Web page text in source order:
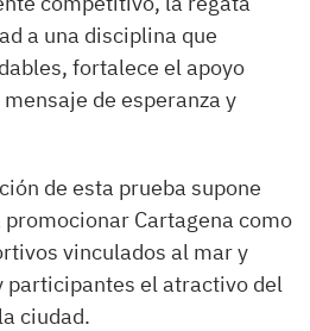
a una disciplina que
fortalece el apoyo
de esperanza y
de esta prueba supone
Cartagena como
vinculados al mar y
participantes el atractivo del
ciudad.